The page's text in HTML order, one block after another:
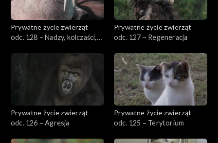
Prywatne życie zwierząt
odc. 128 – Nadzy, kolczaści,
Prywatne życie zwierząt
odc. 127 – Regeneracja
Prywatne życie zwierząt
odc. 126 – Agresja
Prywatne życie zwierząt
odc. 125 – Terytorium